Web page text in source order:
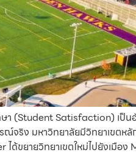
า (Student Satisfaction) เป็
จริง มหาวิทยาลัยมีวิทยาเขตหลั
ขยายวิทยาเขตใหม่ไปยังเมือง